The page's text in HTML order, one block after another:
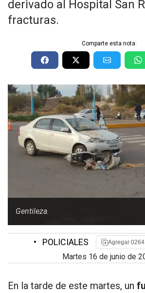
derivado al Hospital San
fracturas.
Comparte esta nota:
Gentileza.
• POLICIALES Agregar
martes 16 de junio de
En la tarde de este martes, un